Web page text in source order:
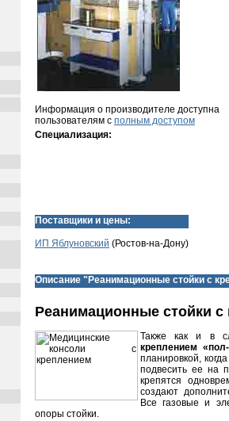
Информация о производителе доступна
пользователям с полным доступом
Специализация:
Поставщики и цены:
ИП Яблуновский (Ростов-на-Дону)
Описание "Реанимационные стойки с
Реанимационные стойки
Также как и в
креплением
планировкой,
подвесить ее на
крепятся
создают
Все газовые и
опоры стойки.